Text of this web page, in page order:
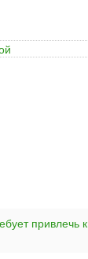
привлечь к